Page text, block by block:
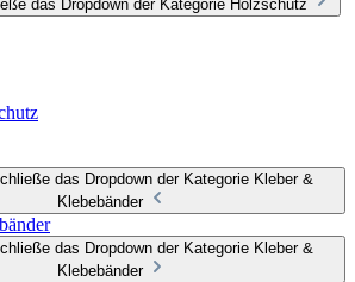
das Dropdown der Kategorie Holzschutz
das Dropdown der Kategorie Kleber &
Klebebänder
das Dropdown der Kategorie Kleber &
Klebebänder